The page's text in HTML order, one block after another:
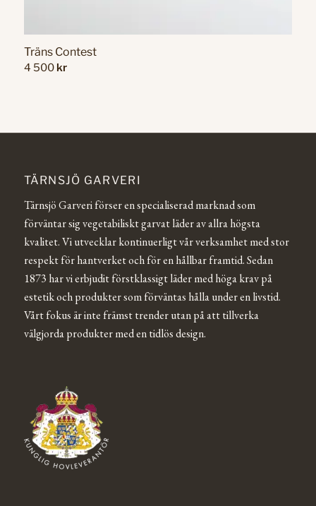
Träns Contest
4 500 kr
TÄRNSJÖ GARVERI
Tärnsjö Garveri förser en specialiserad marknad som
förväntar sig vegetabiliskt garvat läder av allra högsta
kvalitet. Vi utvecklar kontinuerligt vår verksamhet med stor
respekt för hantverket och för en hållbar framtid. Sedan
1873 har vi erbjudit förstklassigt läder med höga krav på
estetik och produkter som förväntas hålla under en livstid.
Vårt fokus är inte främst trender utan på att tillverka
välgjorda produkter med en tidlös design.